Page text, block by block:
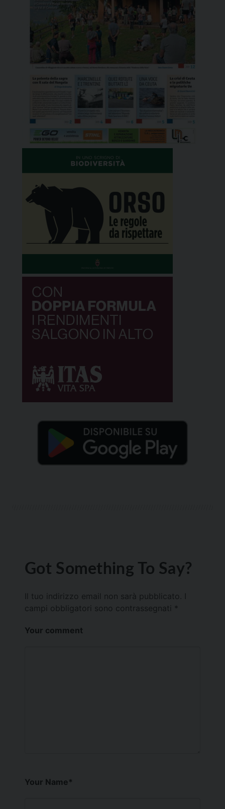
Got Something To Say?
Il tuo indirizzo email non sarà pubblicato.
campi obbligatori sono contrassegnati *
Your comment
Your Name*